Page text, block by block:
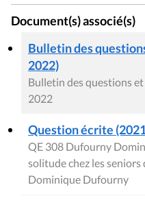
Document(s) associé(s)
Bulletin des
2022)
Bulletin des questions
2022
Question écrite
QE 308 Dufourny
solitude chez les seniors
Dominique Dufourny